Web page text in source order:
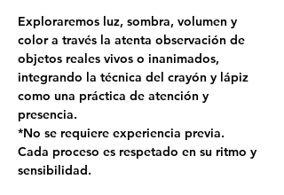
Exploraremos luz, sombra, volumen y
color a través la atenta observación de
objetos reales vivos o inanimados,
integrando la técnica del crayón y lápiz
como una práctica de atención y
presencia.
*No se requiere experiencia previa.
Cada proceso es respetado en su ritmo y
sensibilidad.